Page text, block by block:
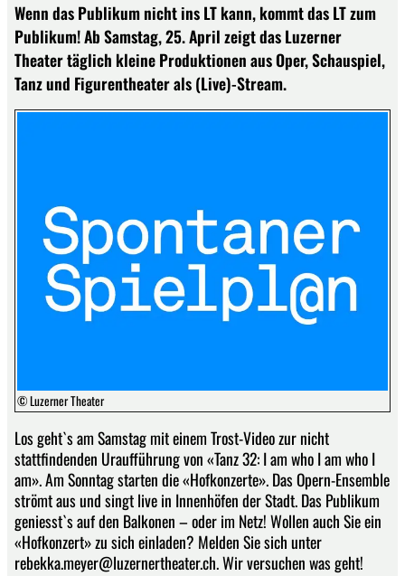
Wenn das Publikum nicht ins LT kann, kommt das LT zum
Publikum! Ab Samstag, 25. April zeigt das Luzerner
Theater täglich kleine Produktionen aus Oper, Schauspiel,
Tanz und Figurentheater als (Live)-Stream.
© Luzerner Theater
Los geht`s am Samstag mit einem Trost-Video zur nicht
stattfindenden Uraufführung von «Tanz 32: I am who I am who I
am». Am Sonntag starten die «Hofkonzerte». Das Opern-Ensemble
strömt aus und singt live in Innenhöfen der Stadt. Das Publikum
geniesst`s auf den Balkonen – oder im Netz! Wollen auch Sie ein
«Hofkonzert» zu sich einladen? Melden Sie sich unter
rebekka.meyer@luzernertheater.ch. Wir versuchen was geht!